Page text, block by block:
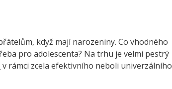
když mají narozeniny. Co vhodného
pro adolescenta? Na trhu je velmi pestrý
v rámci zcela efektivního neboli univerzálního